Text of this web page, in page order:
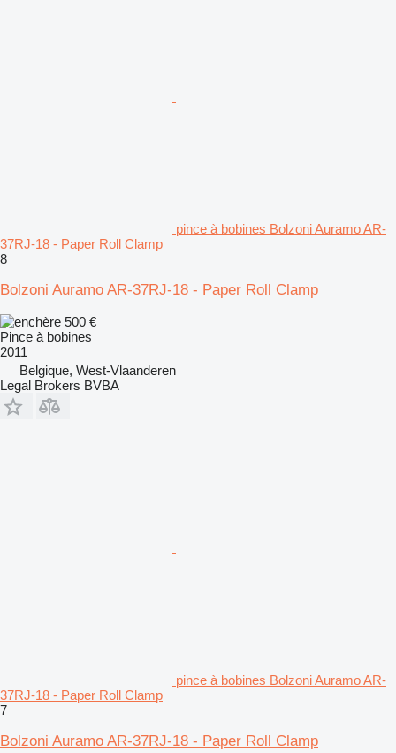
pince à bobines Bolzoni Auramo AR-
37RJ-18 - Paper Roll Clamp
8
Bolzoni Auramo AR-37RJ-18 - Paper Roll Clamp
500 €
Pince à bobines
2011
Belgique, West-Vlaanderen
Legal Brokers BVBA
pince à bobines Bolzoni Auramo AR-
37RJ-18 - Paper Roll Clamp
7
Bolzoni Auramo AR-37RJ-18 - Paper Roll Clamp